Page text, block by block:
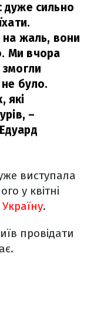
дуже сильно
на жаль, вони
Ми вчора
не було.
які
–
виступала
у квітні
.
провідати